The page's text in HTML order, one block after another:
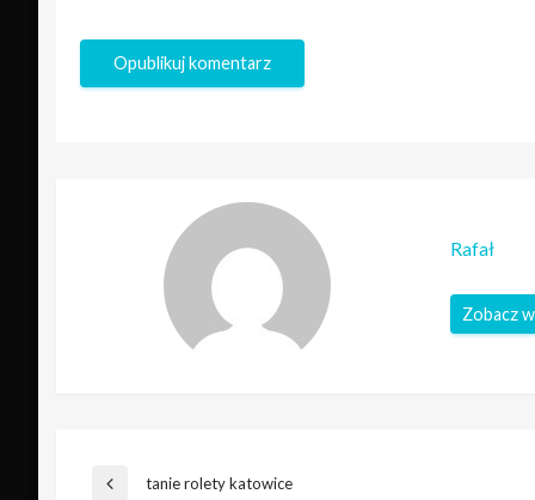
Rafał
Zobacz
Poprzedni
tanie rolety katowice